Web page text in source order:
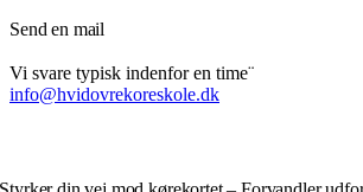
Send en mail
Vi svare typisk indenfor en time¨
info@hvidovrekoreskole.dk